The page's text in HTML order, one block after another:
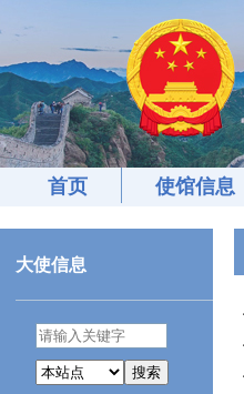
首页 使馆信息
大使信息
搜索